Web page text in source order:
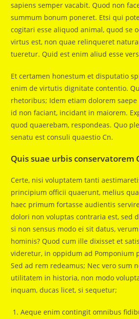
sapiens semper vacabit. Quod non
summum bonum poneret. Etsi qui
cogitari esse aliquod animal, quod se
virtus est, non quae relinqueret
tueretur. Quid est enim aliud esse
Et certamen honestum et disputatio
enim de virtutis dignitate contentio.
rhetoribus; Idem etiam dolorem
id non faciant, incidant in maiorem.
quod quaerebam, respondeas. Quo
senatu est consuli quaestio Cn.
Quis suae urbis conservatorem
Certe, nisi voluptatem tanti
principium officii quaerunt, melius
haec primum fortasse audientis
dolori non voluptas contraria est, sed
si non sensus modo ei sit datus,
hominis? Quod cum ille dixisset et
videretur, in oppidum ad Pomponium
Sed ad rem redeamus; Nec vero sum
utilitatem in historia, non modo
inquam, ducas licet, si sequetur;
Aeque enim contingit omnibus